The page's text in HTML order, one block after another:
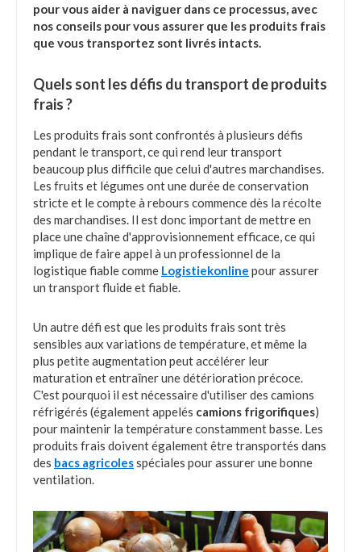
pour vous aider à naviguer dans ce processus, avec
nos conseils pour vous assurer que les produits frais
que vous transportez sont livrés intacts.
Quels sont les défis du transport de produits
frais ?
Les produits frais sont confrontés à plusieurs défis
pendant le transport, ce qui rend leur transport
beaucoup plus difficile que celui d'autres marchandises.
Les fruits et légumes ont une durée de conservation
stricte et le compte à rebours commence dès la récolte
des marchandises. Il est donc important de mettre en
place une chaîne d'approvisionnement efficace, ce qui
implique de faire appel à un professionnel de la
logistique fiable comme Logistiekonline pour assurer
un transport fluide et fiable.
Un autre défi est que les produits frais sont très
sensibles aux variations de température, et même la
plus petite augmentation peut accélérer leur
maturation et entraîner une détérioration précoce.
C'est pourquoi il est nécessaire d'utiliser des camions
réfrigérés (également appelés camions frigorifiques)
pour maintenir la température constamment basse. Les
produits frais doivent également être transportés dans
des bacs agricolesspéciales pour assurer une bonne
ventilation.